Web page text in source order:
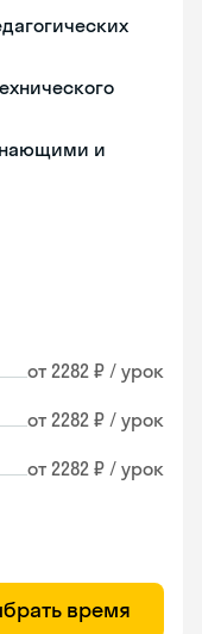
и
от 2282 ₽ / урок
от 2282 ₽ / урок
от 2282 ₽ / урок
время